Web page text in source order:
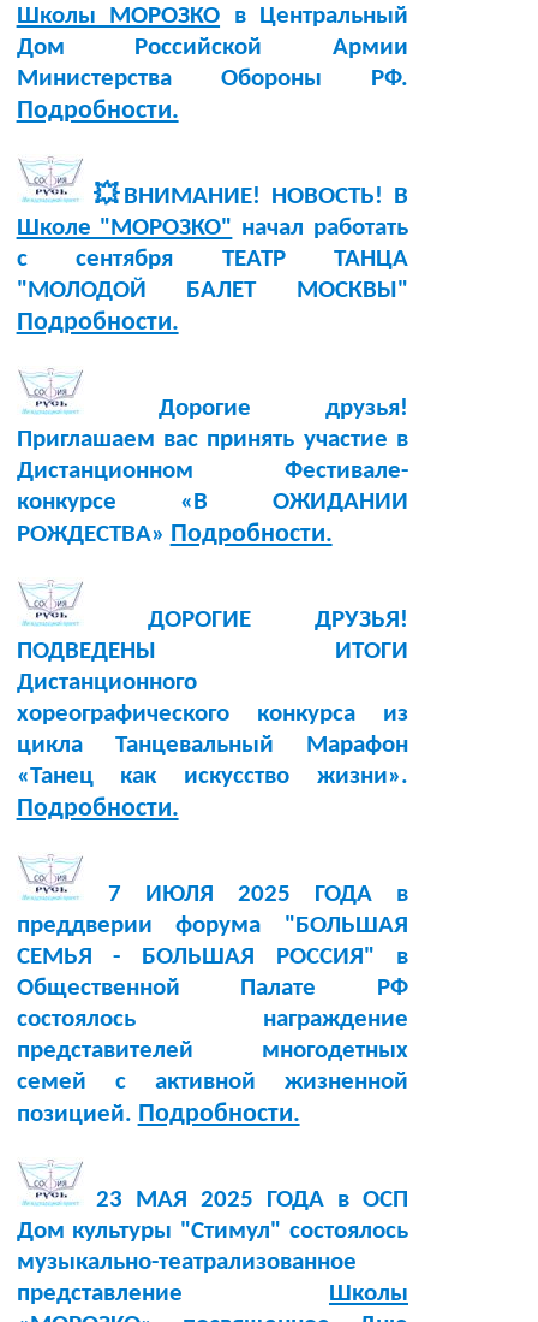
Школы МОРОЗКО в Центральный
Дом Российской Армии
Министерства Обороны РФ.
Подробности.
💥ВНИМАНИЕ! НОВОСТЬ! В
Школе "МОРОЗКО" начал работать
с сентября ТЕАТР ТАНЦА
"МОЛОДОЙ БАЛЕТ МОСКВЫ"
Подробности.
Дорогие друзья!
Приглашаем вас принять участие в
Дистанционном Фестивале-
конкурсе «В ОЖИДАНИИ
РОЖДЕСТВА» Подробности.
ДОРОГИЕ ДРУЗЬЯ!
ПОДВЕДЕНЫ ИТОГИ
Дистанционного
хореографического конкурса из
цикла Танцевальный Марафон
«Танец как искусство жизни».
Подробности.
7 ИЮЛЯ 2025 ГОДА в
преддверии форума "БОЛЬШАЯ
СЕМЬЯ - БОЛЬШАЯ РОССИЯ" в
Общественной Палате РФ
состоялось награждение
представителей многодетных
семей с активной жизненной
позицией. Подробности.
23 МАЯ 2025 ГОДА в ОСП
Дом культуры "Стимул" состоялось
музыкально-театрализованное
представление Школы